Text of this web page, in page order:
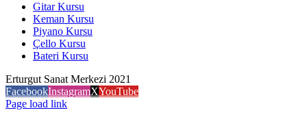
Gitar Kursu
Keman Kursu
Piyano Kursu
Çello Kursu
Bateri Kursu
Erturgut Sanat Merkezi 2021
FacebookInstagramXYouTube
Page load link